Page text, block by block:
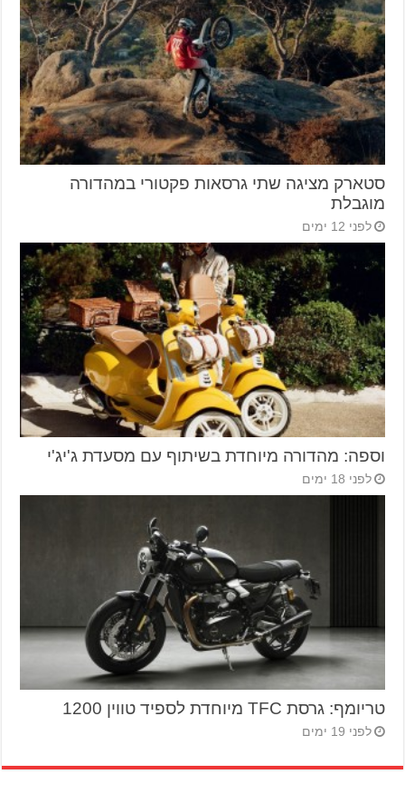
סטארק מציגה שתי גרסאות פקטורי במהדורה
מוגבלת
לפני 12 ימים
וספה: מהדורה מיוחדת בשיתוף עם מסעדת ג'יג'י
לפני 18 ימים
טריומף: גרסת TFC מיוחדת לספיד טווין 1200
לפני 19 ימים